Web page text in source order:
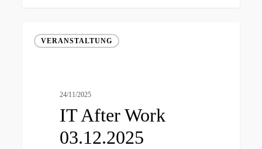
After
VERANSTALTUNG
24/11/2025
IT After Work
03.12.2025